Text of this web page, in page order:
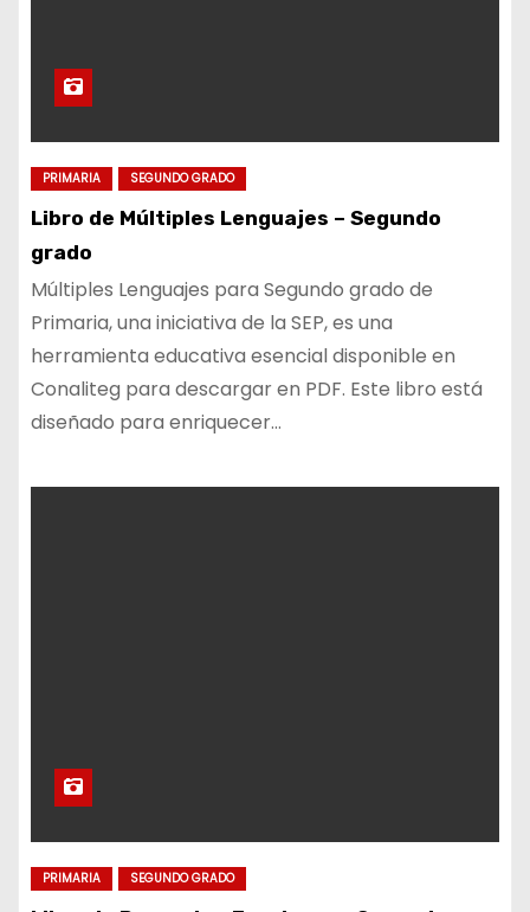
PRIMARIA SEGUNDO GRADO
Libro de Múltiples Lenguajes – Segundo
grado
Múltiples Lenguajes para Segundo grado de
Primaria, una iniciativa de la SEP, es una
herramienta educativa esencial disponible en
Conaliteg para descargar en PDF. Este libro está
diseñado para enriquecer…
PRIMARIA SEGUNDO GRADO